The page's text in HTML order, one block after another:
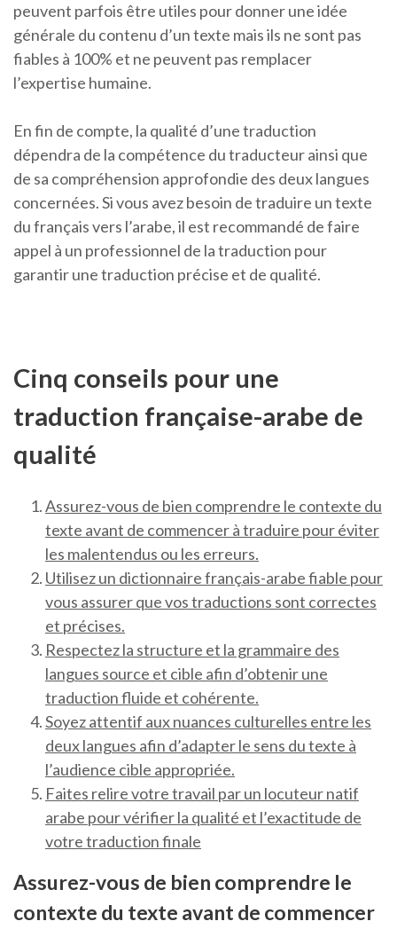
peuvent parfois être utiles pour donner une idée
générale du contenu d’un texte mais ils ne sont pas
fiables à 100% et ne peuvent pas remplacer
l’expertise humaine.
En fin de compte, la qualité d’une traduction
dépendra de la compétence du traducteur ainsi que
de sa compréhension approfondie des deux langues
concernées. Si vous avez besoin de traduire un texte
du français vers l’arabe, il est recommandé de faire
appel à un professionnel de la traduction pour
garantir une traduction précise et de qualité.
Cinq conseils pour une
traduction française-arabe de
qualité
Assurez-vous de bien comprendre le contexte du
texte avant de commencer à traduire pour éviter
les malentendus ou les erreurs.
Utilisez un dictionnaire français-arabe fiable pour
vous assurer que vos traductions sont correctes
et précises.
Respectez la structure et la grammaire des
langues source et cible afin d’obtenir une
traduction fluide et cohérente.
Soyez attentif aux nuances culturelles entre les
deux langues afin d’adapter le sens du texte à
l’audience cible appropriée.
Faites relire votre travail par un locuteur natif
arabe pour vérifier la qualité et l’exactitude de
votre traduction finale
Assurez-vous de bien comprendre le
contexte du texte avant de commencer